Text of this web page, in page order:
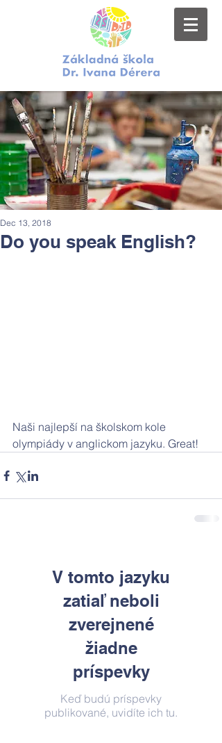
Do you speak English?
Dec 13, 2018
Naši najlepší na školskom kole
olympiády v anglickom jazyku. Great!
V tomto jazyku
zatiaľ neboli
zverejnené
žiadne
príspevky
Keď budú príspevky
publikované, uvidíte ich tu.